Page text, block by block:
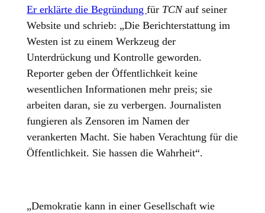
Er erklärte die Begründungfür TCNauf seiner
Website und schrieb: „Die Berichterstattung im
Westen ist zu einem Werkzeug der
Unterdrückung und Kontrolle geworden.
Reporter geben der Öffentlichkeit keine
wesentlichen Informationen mehr preis; sie
arbeiten daran, sie zu verbergen. Journalisten
fungieren als Zensoren im Namen der
verankerten Macht. Sie haben Verachtung für die
Öffentlichkeit. Sie hassen die Wahrheit“.
„Demokratie kann in einer Gesellschaft wie